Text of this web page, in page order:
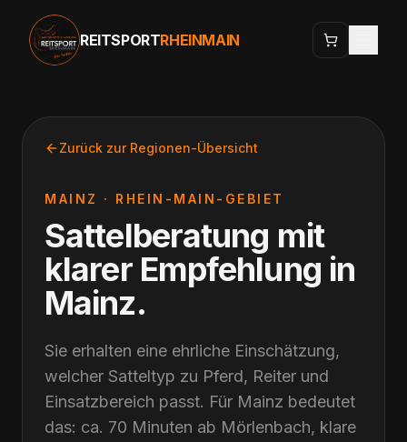
REITSPORTRHEINMAIN
Zurück zur Regionen-Übersicht
MAINZ · RHEIN-MAIN-GEBIET
Sattelberatung mit
klarer Empfehlung in
Mainz.
Sie erhalten eine ehrliche Einschätzung,
welcher Satteltyp zu Pferd, Reiter und
Einsatzbereich passt. Für Mainz bedeutet
das: ca. 70 Minuten ab Mörlenbach, klare